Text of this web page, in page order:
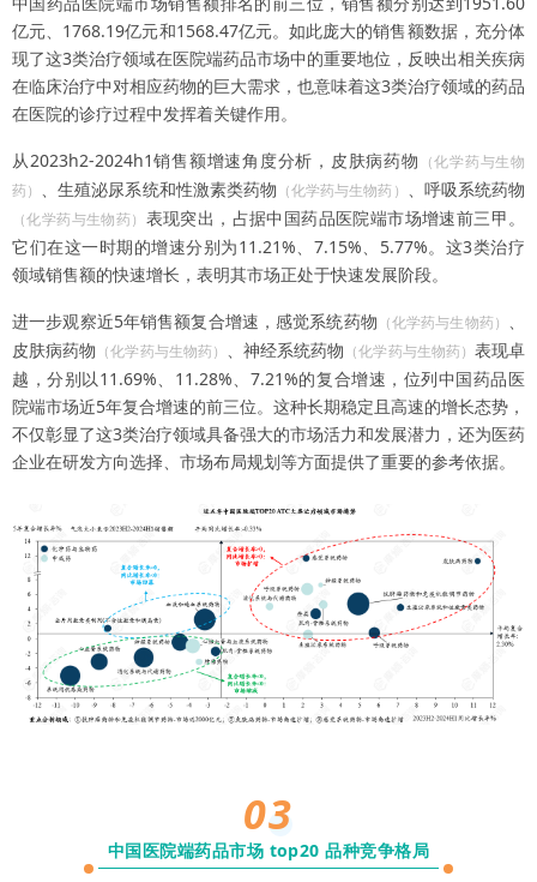
亿元、1768.19亿元和1568.47亿元。如此庞大的销售额数据，充分体
现了这3类治疗领域在医院端药品市场中的重要地位，反映出相关疾病
在临床治疗中对相应药物的巨大需求，也意味着这3类治疗领域的药品
在医院的诊疗过程中发挥着关键作用。
从2023h2-2024h1销售额增速角度分析，皮肤病药物 （化学药与生物
药） 、生殖泌尿系统和性激素类药物 （化学药与生物药） 、呼吸系统药物
（化学药与生物药） 表现突出，占据中国药品医院端市场增速前三甲。
它们在这一时期的增速分别为11.21%、7.15%、5.77%。这3类治疗
领域销售额的快速增长，表明其市场正处于快速发展阶段。
进一步观察近5年销售额复合增速，感觉系统药物 （化学药与生物药） 、
皮肤病药物 （化学药与生物药） 、神经系统药物 （化学药与生物药） 表现卓
越，分别以11.69%、11.28%、7.21%的复合增速，位列中国药品医
院端市场近5年复合增速的前三位。这种长期稳定且高速的增长态势，
不仅彰显了这3类治疗领域具备强大的市场活力和发展潜力，还为医药
企业在研发方向选择、市场布局规划等方面提供了重要的参考依据。
03
中国医院端药品市场 top20 品种竞争格局